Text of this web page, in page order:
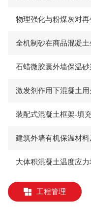
全机制砂在商品混凝
石蜡微胶囊外墙保温
激发剂作用下混凝土
装配式混凝土框架-填
建筑外墙有机保温材
大体积混凝土温度应
工程管理